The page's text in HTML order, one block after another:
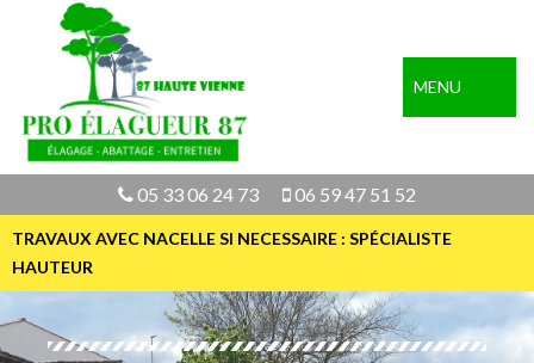
MENU
05 33 06 24 73 06 59 47 51 52
TRAVAUX AVEC NACELLE SI NECESSAIRE : SPÉCIALISTE
HAUTEUR